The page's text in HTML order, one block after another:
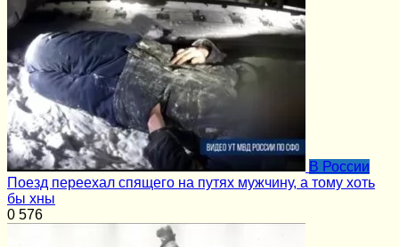
В России
Поезд переехал спящего на путях мужчину, а тому хоть
бы хны
0 576